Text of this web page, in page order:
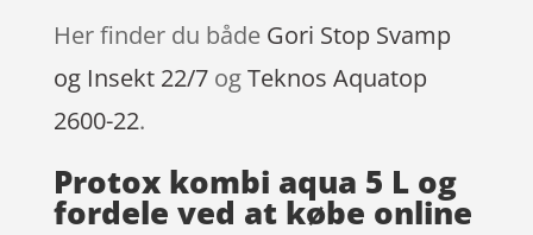
Her finder du både Gori Stop Svamp
og Insekt 22/7ogTeknos Aquatop
2600-22.
Protox kombi aqua 5 L og
fordele ved at købe online